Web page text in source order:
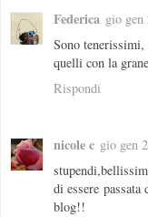
Federica gio
Sono
quelli con la
Rispondi
nicole c gio gen
di essere
blog!!